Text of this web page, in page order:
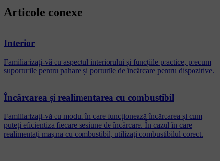
Articole conexe
Interior
Familiarizați-vă cu aspectul interiorului și funcțiile practice, precum
suporturile pentru pahare și porturile de încărcare pentru dispozitive.
Încărcarea și realimentarea cu combustibil
Familiarizați-vă cu modul în care funcționează încărcarea și cum
puteți eficientiza fiecare sesiune de încărcare. În cazul în care
realimentați mașina cu combustibil, utilizați combustibilul corect.